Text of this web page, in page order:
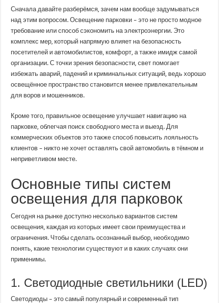
Сначала давайте разберёмся, зачем нам вообще задумываться
над этим вопросом. Освещение парковки – это не просто модное
требование или способ сэкономить на электроэнергии. Это
комплекс мер, который напрямую влияет на безопасность
посетителей и автомобилистов, комфорт, а также имидж самой
организации. С точки зрения безопасности, свет помогает
избежать аварий, падений и криминальных ситуаций, ведь хорошо
освещённое пространство становится менее привлекательным
для воров и мошенников.
Кроме того, правильное освещение улучшает навигацию на
парковке, облегчая поиск свободного места и выезд. Для
коммерческих объектов это также способ повысить лояльность
клиентов – никто не хочет оставлять свой автомобиль в тёмном и
неприветливом месте.
Основные типы систем
освещения для парковок
Сегодня на рынке доступно несколько вариантов систем
освещения, каждая из которых имеет свои преимущества и
ограничения. Чтобы сделать осознанный выбор, необходимо
понять, какие технологии существуют и в каких случаях они
применимы.
1. Светодиодные светильники (LED)
Светодиоды – это самый популярный и современный тип